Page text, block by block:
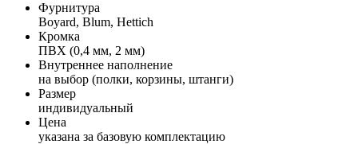
Фурнитура
Boyard, Blum, Hettich
Кромка
ПВХ (0,4 мм, 2 мм)
Внутреннее наполнение
на выбор (полки, корзины, штанги)
Размер
индивидуальный
Цена
указана за базовую комплектацию